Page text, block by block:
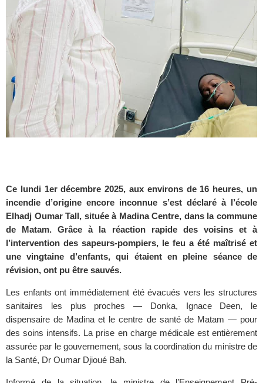
Ce lundi 1er décembre 2025, aux environs de 16 heures, un
incendie d’origine encore inconnue s’est déclaré à l’école
Elhadj Oumar Tall, située à Madina Centre, dans la commune
de Matam. Grâce à la réaction rapide des voisins et à
l’intervention des sapeurs-pompiers, le feu a été maîtrisé et
une vingtaine d’enfants, qui étaient en pleine séance de
révision, ont pu être sauvés.
Les enfants ont immédiatement été évacués vers les structures
sanitaires les plus proches — Donka, Ignace Deen, le
dispensaire de Madina et le centre de santé de Matam — pour
des soins intensifs. La prise en charge médicale est entièrement
assurée par le gouvernement, sous la coordination du ministre de
la Santé, Dr Oumar Djioué Bah.